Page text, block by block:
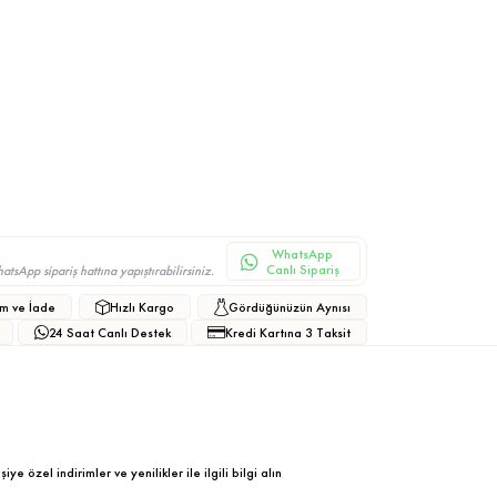
sipariş hattına yapıştırabilirsiniz.
WhatsApp
Canlı Sipariş
ve İade Hızlı Kargo
Gördüğünüzün Aynısı
24 Saat Canlı Destek
Kredi Kartına 3 Taksit
özel indirimler ve yenilikler ile ilgili bilgi alın